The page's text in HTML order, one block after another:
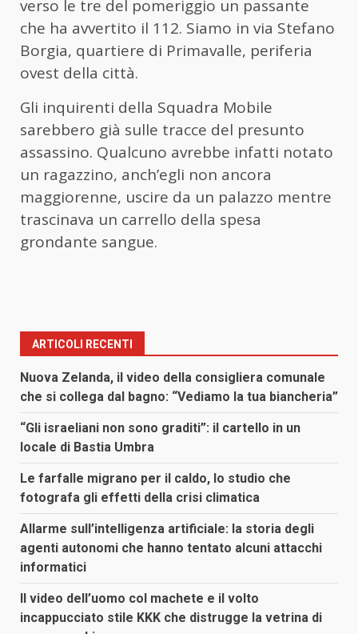
verso le tre del pomeriggio un passante
che ha avvertito il 112. Siamo in via Stefano
Borgia, quartiere di Primavalle, periferia
ovest della città.
Gli inquirenti della Squadra Mobile
sarebbero già sulle tracce del presunto
assassino. Qualcuno avrebbe infatti notato
un ragazzino, anch’egli non ancora
maggiorenne, uscire da un palazzo mentre
trascinava un carrello della spesa
grondante sangue.
ARTICOLI RECENTI
Nuova Zelanda, il video della consigliera comunale
che si collega dal bagno: “Vediamo la tua biancheria”
“Gli israeliani non sono graditi”: il cartello in un
locale di Bastia Umbra
Le farfalle migrano per il caldo, lo studio che
fotografa gli effetti della crisi climatica
Allarme sull’intelligenza artificiale: la storia degli
agenti autonomi che hanno tentato alcuni attacchi
informatici
Il video dell’uomo col machete e il volto
incappucciato stile KKK che distrugge la vetrina di